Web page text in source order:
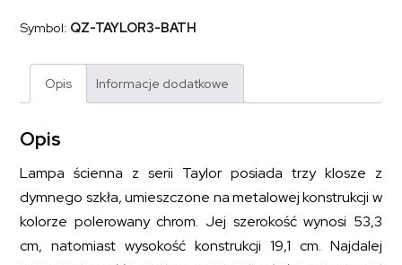
nad
światła
oprawa
srebrny
współczesny
Symbol: QZ-TAYLOR3-BATH
Opis Informacje dodatkowe
Opis
Lampa ścienna z serii Taylor posiada trzy klosze z
dymnego szkła, umieszczone na metalowej konstrukcji w
kolorze polerowany chrom. Jej szerokość wynosi 53,3
cm, natomiast wysokość konstrukcji 19,1 cm. Najdalej